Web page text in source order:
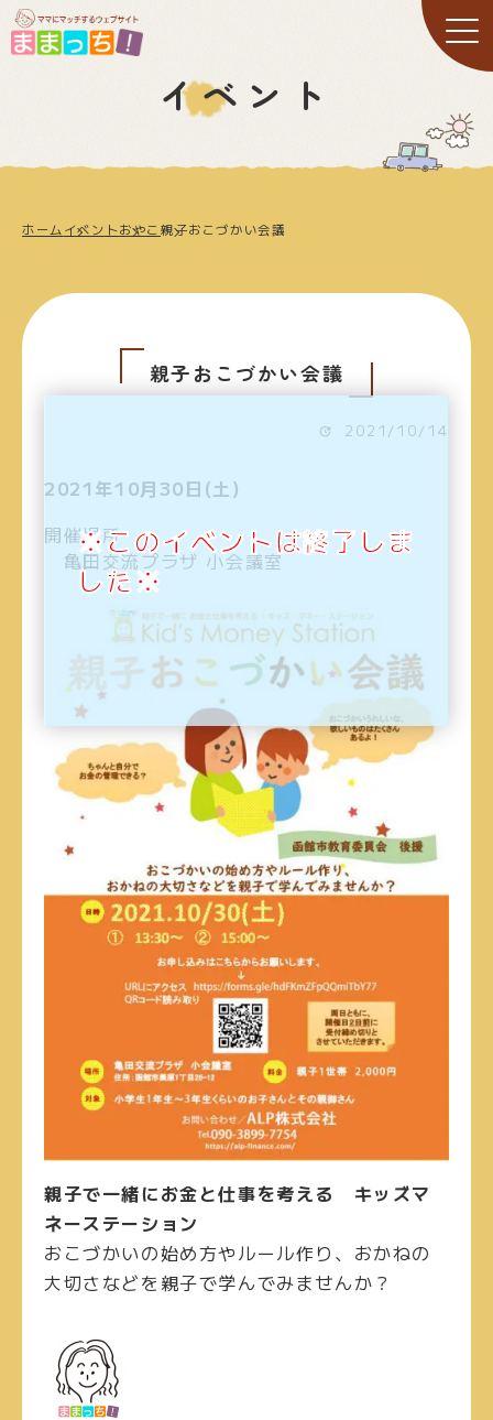
イベント
ホーム イベントおやこ親子おこづかい会議
親子おこづかい会議
2021/10/14
2021年10月30日(土)
開催場所
亀田交流プラザ 小会議室
親子で一緒にお金と仕事を考える キッズマ
ネーステーション
おこづかいの始め方やルール作り、おかねの
大切さなどを親子で学んでみませんか？
※このイベントは終了しま
した※